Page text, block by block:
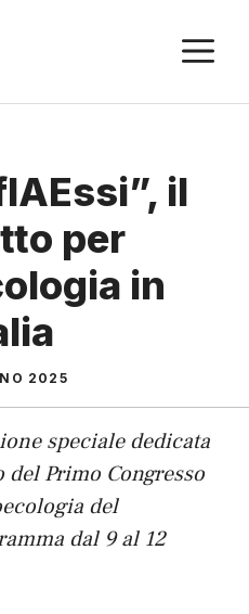
il
per
in
2025
speciale dedicata
Primo Congresso
del
dal 9 al 12